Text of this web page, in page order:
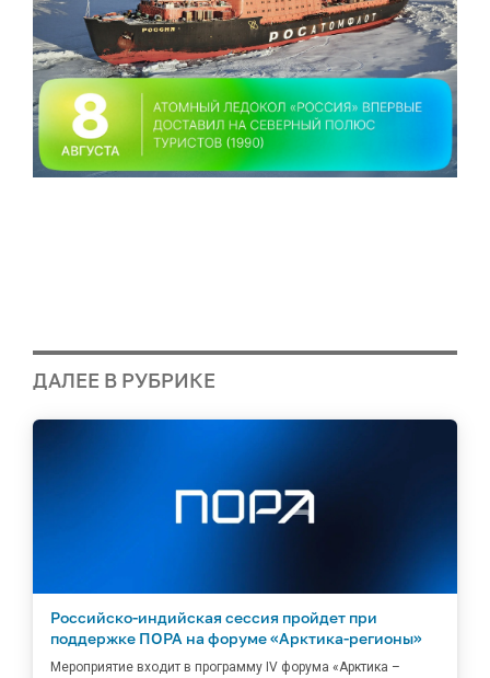
ДАЛЕЕ В РУБРИКЕ
Российско-индийская сессия пройдет при
поддержке ПОРА на форуме «Арктика-регионы»
Мероприятие входит в программу IV форума «Арктика –